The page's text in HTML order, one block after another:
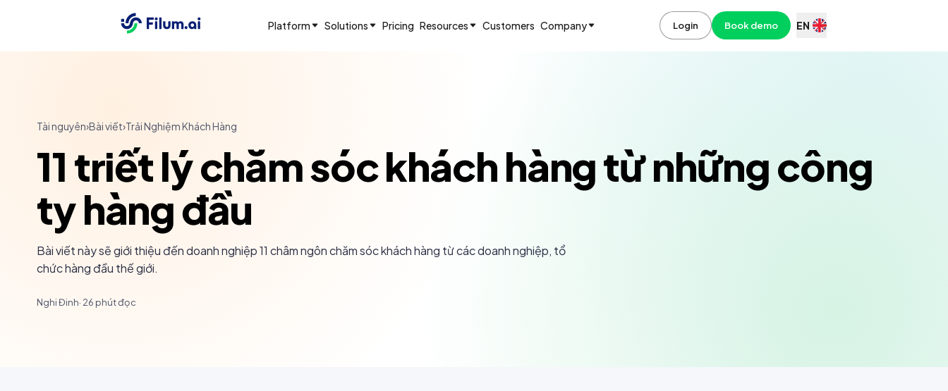
Platform Solutions Pricing Resources Customers Company Login Book demo EN
Tài nguyên›Bài viết›Trải Nghiệm Khách Hàng
11 triết lý chăm sóc khách hàng từ những công
ty hàng đầu
Bài viết này sẽ giới thiệu đến doanh nghiệp 11 châm ngôn chăm sóc khách hàng từ các doanh nghiệp, tổ
chức hàng đầu thế giới.
Nghi Đinh· 26 phút đọc